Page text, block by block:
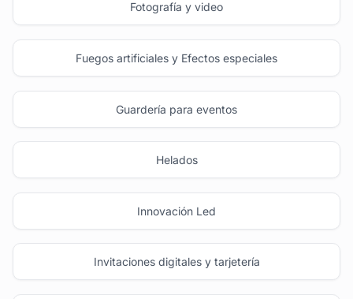
Fotografía y video
Fuegos artificiales y Efectos especiales
Guardería para eventos
Helados
Innovación Led
Invitaciones digitales y tarjetería